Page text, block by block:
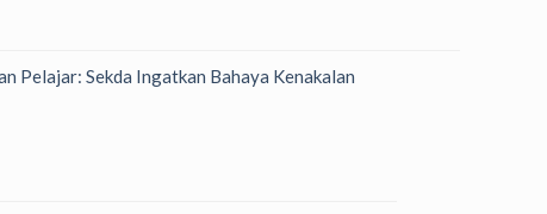
Pelajar: Sekda Ingatkan Bahaya Kenakalan